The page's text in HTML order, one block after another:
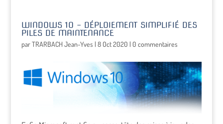
WINDOWS 10 – DÉPLOIEMENT SIMPLIFIÉ DES
PILES DE MAINTENANCE
parTRARBACH Jean-Yves | 8 Oct 2020 | 0 commentaires